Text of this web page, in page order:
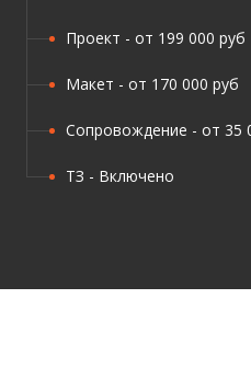
Проект - от 199 000 руб
Макет - от 170 000 руб
Сопровождение - от 35
ТЗ - Включено